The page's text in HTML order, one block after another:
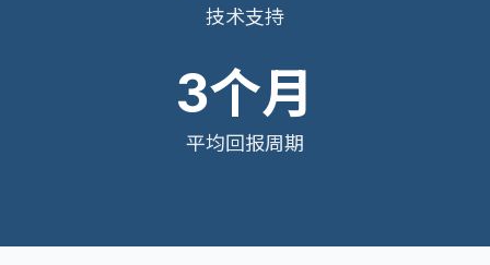
技术支持
3个月
平均回报周期